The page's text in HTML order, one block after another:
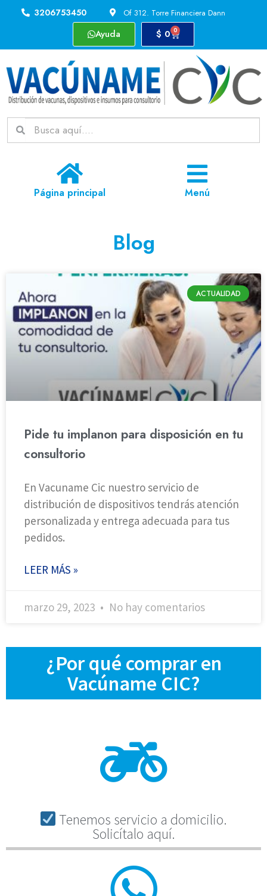
3206753450 Of 312. Torre Financiera Dann
Ayuda $ 0 0
Página principal Menú
Blog
ACTUALIDAD
Pide tu implanon para disposición en tu
consultorio
En Vacuname Cic nuestro servicio de
distribución de dispositivos tendrás atención
personalizada y entrega adecuada para tus
pedidos.
LEER MÁS »
marzo 29, 2023 No hay comentarios
¿Por qué comprar en
Vacúname CIC?
Tenemos servicio a domicilio.
Solicítalo aquí.